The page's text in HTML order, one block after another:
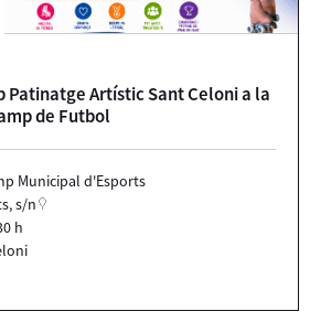
Patinatge Artístic Sant Celoni a la
de Futbol
Municipal d'Esports
s/n
h